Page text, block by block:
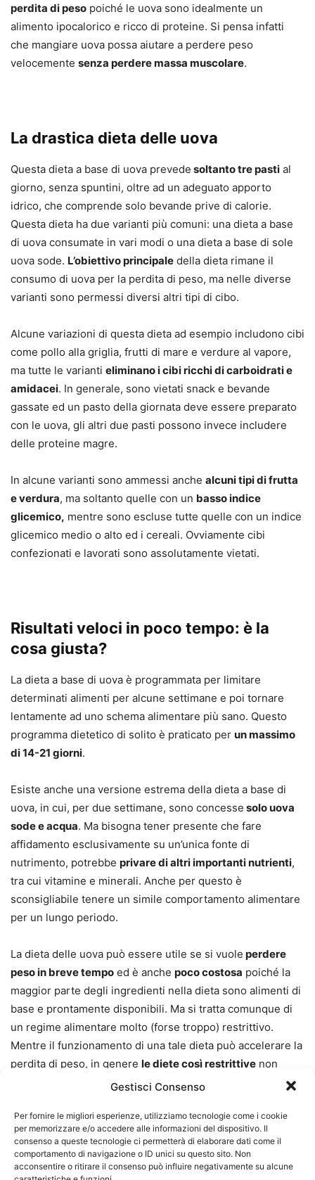
Gestisci Consenso
Per fornire le migliori esperienze, utilizziamo tecnologie come i cookie
per memorizzare e/o accedere alle informazioni del dispositivo. Il
consenso a queste tecnologie ci permetterà di elaborare dati come il
comportamento di navigazione o ID unici su questo sito. Non
acconsentire o ritirare il consenso può influire negativamente su alcune
perdita di peso poiché le uova sono idealmente un
alimento ipocalorico e ricco di proteine. Si pensa infatti
che mangiare uova possa aiutare a perdere peso
velocemente senza perdere massa muscolare.
La drastica dieta delle uova
Questa dieta a base di uova prevede soltanto tre pasti al
giorno, senza spuntini, oltre ad un adeguato apporto
idrico, che comprende solo bevande prive di calorie.
Questa dieta ha due varianti più comuni: una dieta a base
di uova consumate in vari modi o una dieta a base di sole
uova sode. L’obiettivo principale della dieta rimane il
consumo di uova per la perdita di peso, ma nelle diverse
varianti sono permessi diversi altri tipi di cibo.
Alcune variazioni di questa dieta ad esempio includono cibi
come pollo alla griglia, frutti di mare e verdure al vapore,
ma tutte le varianti eliminano i cibi ricchi di carboidrati e
amidacei. In generale, sono vietati snack e bevande
gassate ed un pasto della giornata deve essere preparato
con le uova, gli altri due pasti possono invece includere
delle proteine magre.
In alcune varianti sono ammessi anche alcuni tipi di frutta
e verdura, ma soltanto quelle con un basso indice
glicemico, mentre sono escluse tutte quelle con un indice
glicemico medio o alto ed i cereali. Ovviamente cibi
confezionati e lavorati sono assolutamente vietati.
Risultati veloci in poco tempo: è la
cosa giusta?
La dieta a base di uova è programmata per limitare
determinati alimenti per alcune settimane e poi tornare
lentamente ad uno schema alimentare più sano. Questo
programma dietetico di solito è praticato per un massimo
di 14-21 giorni.
Esiste anche una versione estrema della dieta a base di
uova, in cui, per due settimane, sono concesse solo uova
sode e acqua. Ma bisogna tener presente che fare
affidamento esclusivamente su un’unica fonte di
nutrimento, potrebbe privare di altri importanti nutrienti,
tra cui vitamine e minerali. Anche per questo è
sconsigliabile tenere un simile comportamento alimentare
per un lungo periodo.
La dieta delle uova può essere utile se si vuole perdere
peso in breve tempo ed è anche poco costosa poiché la
maggior parte degli ingredienti nella dieta sono alimenti di
base e prontamente disponibili. Ma si tratta comunque di
un regime alimentare molto (forse troppo) restrittivo.
Mentre il funzionamento di una tale dieta può accelerare la
perdita di peso, in genere le diete così restrittive non
sono sostenibili a lungo termine. In molti finiscono infatti
Inoltre un alimentazione così selettiva, può aumentare
rischio di carenza nutrizionalee mancanza di energia.
Bisogna anche ricordare che mangiare uova senza